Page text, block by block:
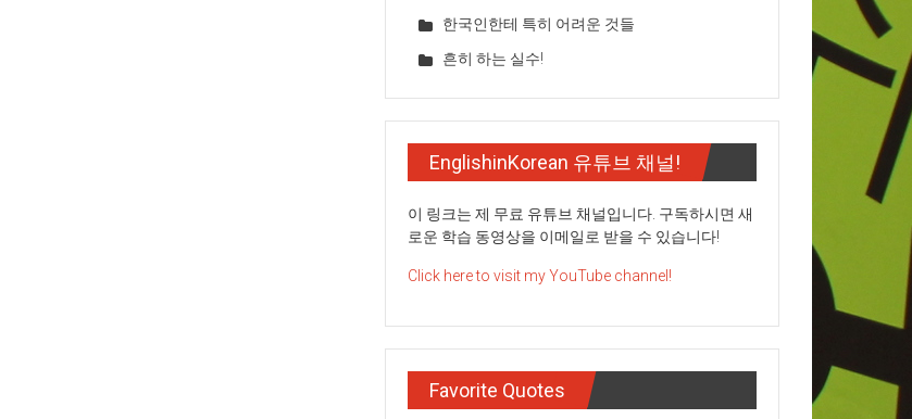
한국인한테 특히 어려운 것들
흔히 하는 실수!
EnglishinKorean 유튜브 채널!
이 링크는 제 무료 유튜브 채널입니다. 구독하시면 새
로운 학습 동영상을 이메일로 받을 수 있습니다!
Click here to visit my YouTube channel!
Favorite Quotes